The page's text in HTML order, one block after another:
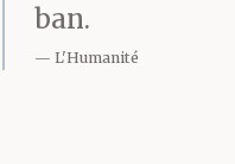
Ce n’est
ban.
L'Humanité